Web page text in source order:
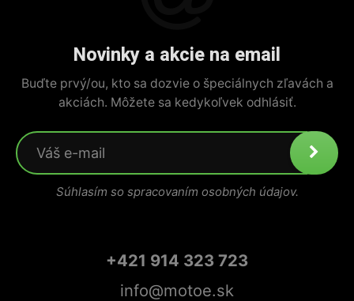
Novinky a akcie na email
Buďte prvý/ou, kto sa dozvie o špeciálnych zľavách a
akciách. Môžete sa kedykoľvek odhlásiť.
Súhlasím so spracovaním osobných údajov.
+421 914 323 723
info@motoe.sk